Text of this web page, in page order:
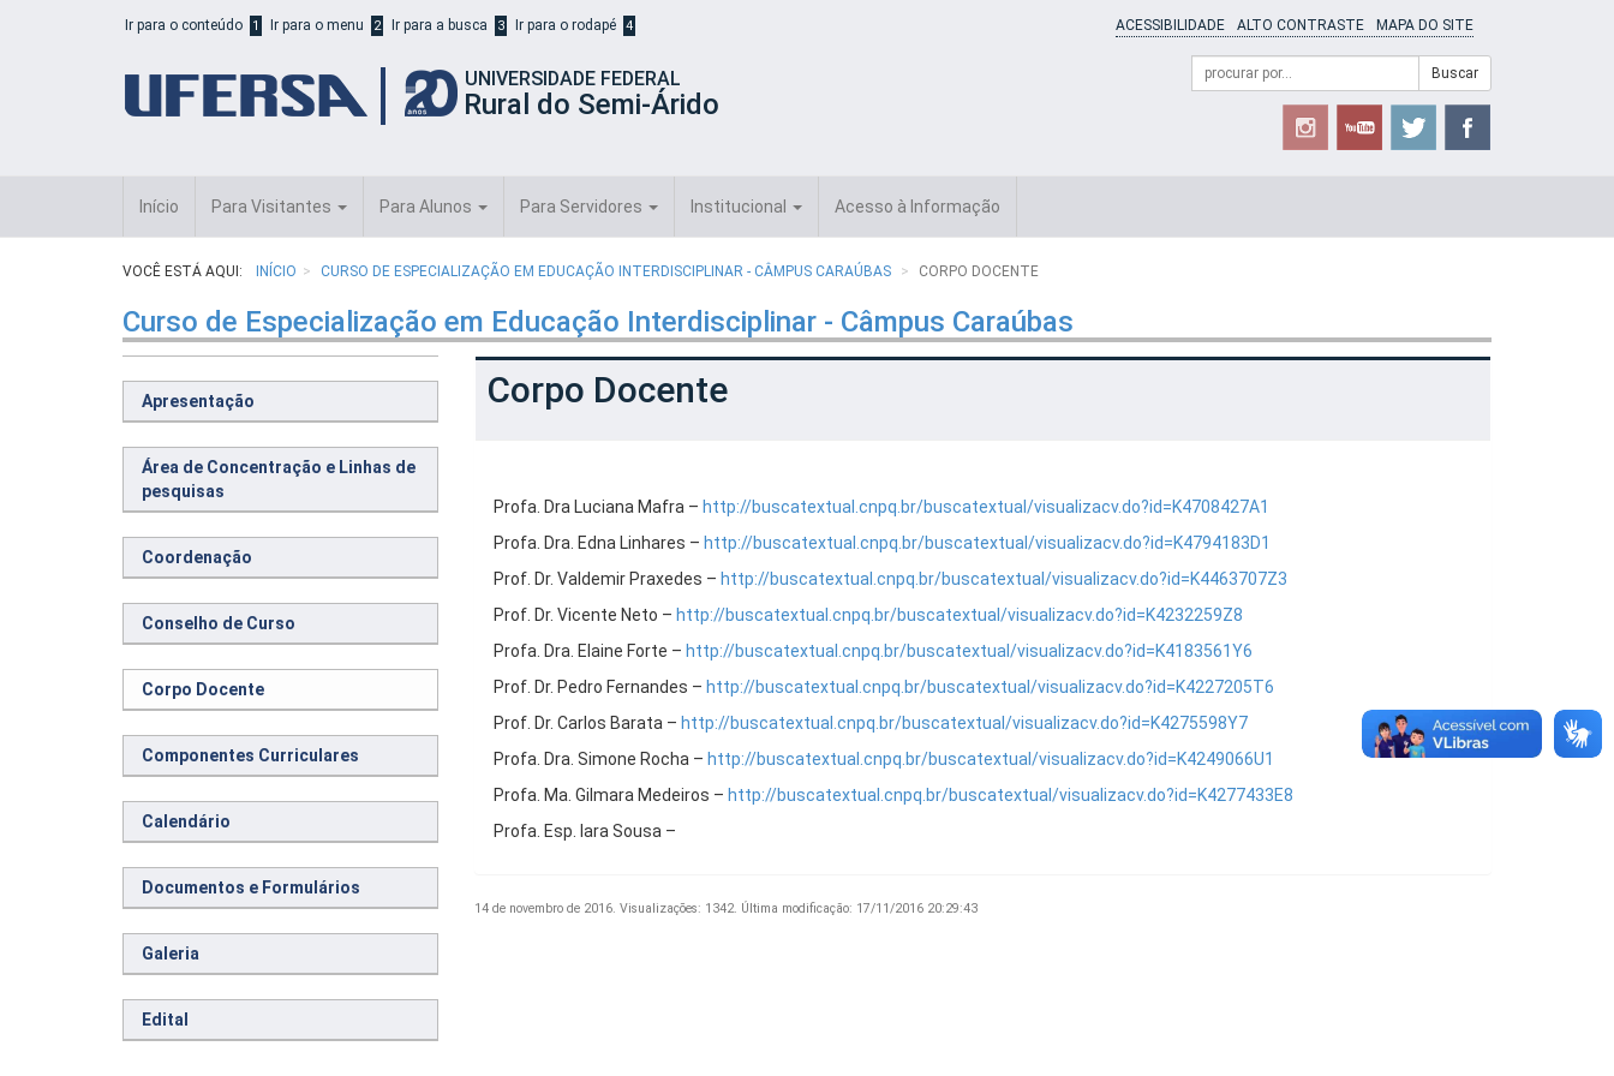
Ir para o conteúdo 1 Ir para o menu 2 Ir para a busca 3 Ir para o rodapé 4 ACESSIBILIDADE ALTO CONTRASTE MAPA DO SITE
UNIVERSIDADE FEDERAL
Rural do Semi-Árido
Formulário
Campo
de
Buscar
Início Para Visitantes Para Alunos Para Servidores Institucional Acesso à Informação
VOCÊ ESTÁ AQUI: INÍCIO CURSO DE ESPECIALIZAÇÃO EM EDUCAÇÃO INTERDISCIPLINAR - CÂMPUS CARAÚBAS CORPO DOCENTE
Curso de Especialização em Educação Interdisciplinar - Câmpus Caraúbas
Apresentação
Área de Concentração e Linhas de
pesquisas
Coordenação
Conselho de Curso
Corpo Docente
Componentes Curriculares
Calendário
Documentos e Formulários
Galeria
Edital
Corpo Docente
Profa. Dra Luciana Mafra – http://buscatextual.cnpq.br/buscatextual/visualizacv.do?id=K4708427A1
Profa. Dra. Edna Linhares – http://buscatextual.cnpq.br/buscatextual/visualizacv.do?id=K4794183D1
Prof. Dr. Valdemir Praxedes – http://buscatextual.cnpq.br/buscatextual/visualizacv.do?id=K4463707Z3
Prof. Dr. Vicente Neto – http://buscatextual.cnpq.br/buscatextual/visualizacv.do?id=K4232259Z8
Profa. Dra. Elaine Forte – http://buscatextual.cnpq.br/buscatextual/visualizacv.do?id=K4183561Y6
Prof. Dr. Pedro Fernandes – http://buscatextual.cnpq.br/buscatextual/visualizacv.do?id=K4227205T6
Prof. Dr. Carlos Barata – http://buscatextual.cnpq.br/buscatextual/visualizacv.do?id=K4275598Y7
Profa. Dra. Simone Rocha – http://buscatextual.cnpq.br/buscatextual/visualizacv.do?id=K4249066U1
Profa. Ma. Gilmara Medeiros – http://buscatextual.cnpq.br/buscatextual/visualizacv.do?id=K4277433E8
Profa. Esp. Iara Sousa –
14 de novembro de 2016. Visualizações: 1342. Última modificação: 17/11/2016 20:29:43